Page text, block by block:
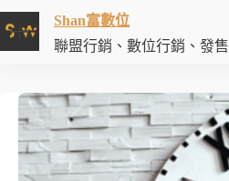
Shan富數位
聯盟行銷、數位行銷、發售